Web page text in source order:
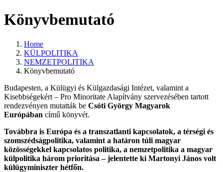
Könyvbemutató
Home
KÜLPOLITIKA
NEMZETPOLITIKA
Könyvbemutató
Budapesten, a Külügyi és Külgazdasági Intézet, valamint a
Kisebbségekért – Pro Minoritate Alapítvány szervezésében tartott
rendezvényen mutatták be Csóti György Magyarok
Európában című könyvét.
Továbbra is Európa és a transzatlanti kapcsolatok, a térségi és
szomszédságpolitika, valamint a határon túli magyar
közösségekkel kapcsolatos politika, a nemzetpolitika a magyar
külpolitika három prioritása – jelentette ki Martonyi János volt
külügyminiszter hétfőn.